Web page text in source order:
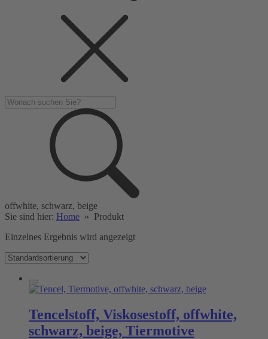
offwhite, schwarz, beige
Sie sind hier: Home » Produkt
Einzelnes Ergebnis wird angezeigt
Tencelstoff, Viskosestoff, offwhite,
schwarz, beige, Tiermotive